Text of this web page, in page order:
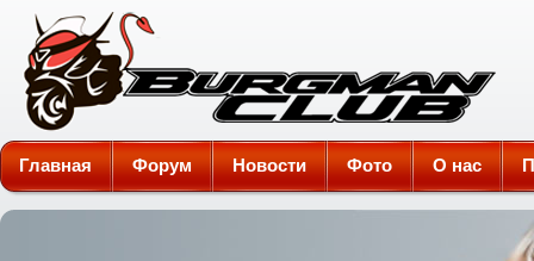
Burgman-Club
Главная Форум Новости Фото О нас